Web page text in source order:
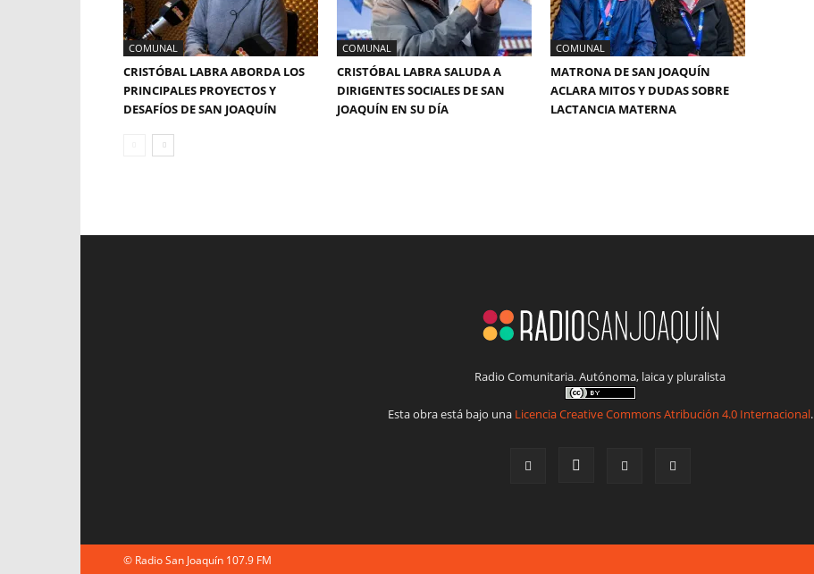
COMUNAL
CRISTÓBAL LABRA ABORDA LOS
PRINCIPALES PROYECTOS Y
DESAFÍOS DE SAN JOAQUÍN
COMUNAL
CRISTÓBAL LABRA SALUDA A
DIRIGENTES SOCIALES DE SAN
JOAQUÍN EN SU DÍA
COMUNAL
MATRONA DE SAN JOAQUÍN
ACLARA MITOS Y DUDAS SOBRE
LACTANCIA MATERNA
Radio Comunitaria. Autónoma, laica y pluralista
Esta obra está bajo una Licencia Creative Commons Atribución 4.0 Internacional.
© Radio San Joaquín 107.9 FM